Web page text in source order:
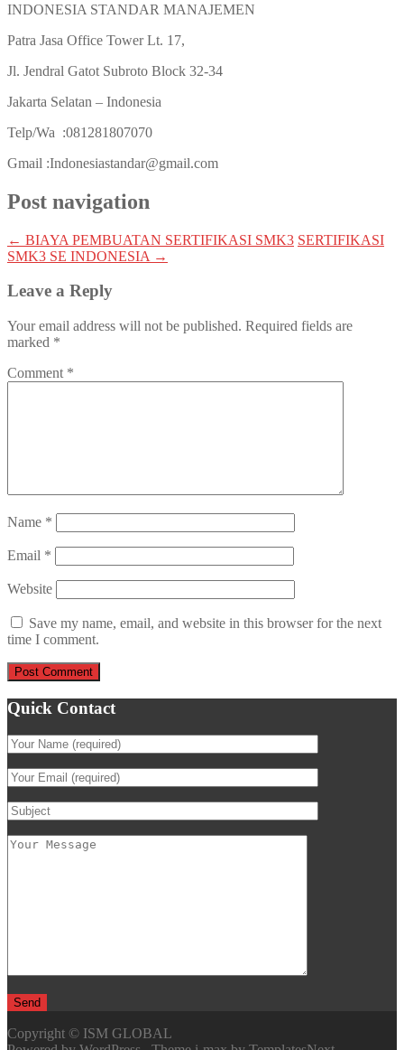
INDONESIA STANDAR MANAJEMEN
Patra Jasa Office Tower Lt. 17,
Jl. Jendral Gatot Subroto Block 32-34
Jakarta Selatan – Indonesia
Telp/Wa :081281807070
Gmail :Indonesiastandar@gmail.com
Post navigation
← BIAYA PEMBUATAN SERTIFIKASI SMK3 SERTIFIKASI
SMK3 SE INDONESIA →
Leave a Reply
Your email address will not be published. Required fields are
marked *
Comment *
Name *
Email *
Website
Save my name, email, and website in this browser for the next
time I comment.
Quick Contact
Copyright © ISM GLOBAL